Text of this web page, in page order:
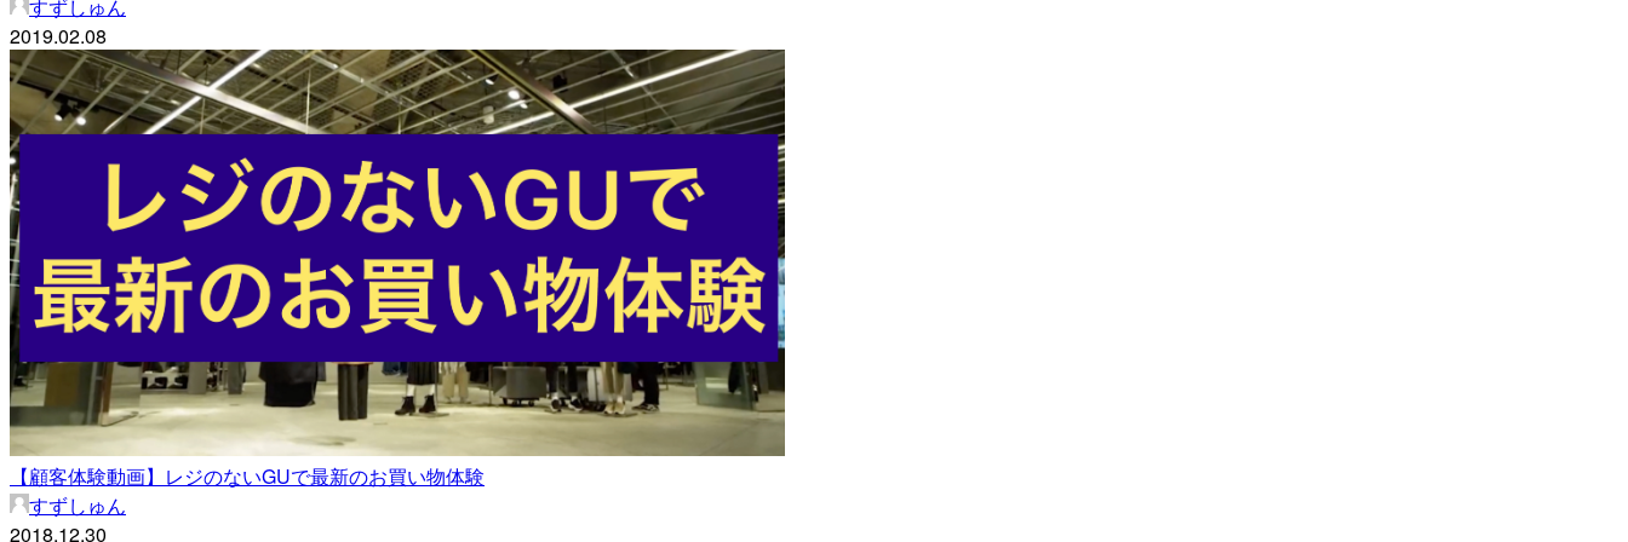
すずしゅん
2019.02.08
【顧客体験動画】レジのないGUで最新のお買い物体験
すずしゅん
2018.12.30